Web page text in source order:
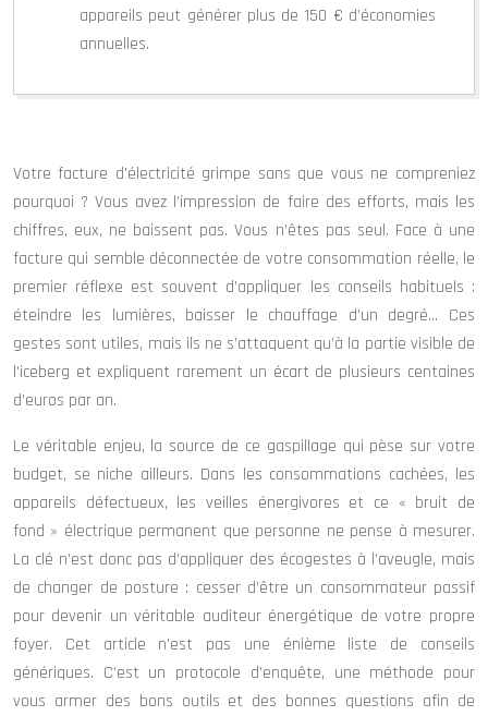
appareils peut générer plus de 150 € d’économies
annuelles.
Votre facture d’électricité grimpe sans que vous ne compreniez
pourquoi ? Vous avez l’impression de faire des efforts, mais les
chiffres, eux, ne baissent pas. Vous n’êtes pas seul. Face à une
facture qui semble déconnectée de votre consommation réelle, le
premier réflexe est souvent d’appliquer les conseils habituels :
éteindre les lumières, baisser le chauffage d’un degré… Ces
gestes sont utiles, mais ils ne s’attaquent qu’à la partie visible de
l’iceberg et expliquent rarement un écart de plusieurs centaines
d’euros par an.
Le véritable enjeu, la source de ce gaspillage qui pèse sur votre
budget, se niche ailleurs. Dans les consommations cachées, les
appareils défectueux, les veilles énergivores et ce « bruit de
fond » électrique permanent que personne ne pense à mesurer.
La clé n’est donc pas d’appliquer des écogestes à l’aveugle, mais
de changer de posture : cesser d’être un consommateur passif
pour devenir un véritable auditeur énergétique de votre propre
foyer. Cet article n’est pas une énième liste de conseils
génériques. C’est un protocole d’enquête, une méthode pour
vous armer des bons outils et des bonnes questions afin de